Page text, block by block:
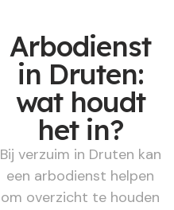
Arbodienst
in Druten:
wat houdt
het in?
Bij verzuim in Druten kan
een arbodienst helpen
om overzicht te houden